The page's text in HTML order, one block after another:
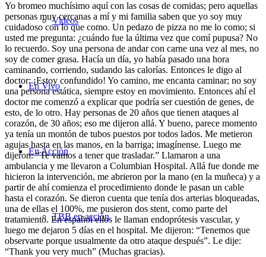
Videos
En Vivo
En Acción
TBB en acción
Yo bromeo muchísimo aquí con las cosas de comidas; pero aquellas
personas muy cercanas a mí y mi familia saben que yo soy muy
cuidadoso con lo que como. Un pedazo de pizza no me lo como; si
usted me pregunta: ¿cuándo fue la última vez que comí pupusa? No
lo recuerdo. Soy una persona de andar con carne una vez al mes, no
soy de comer grasa. Hacía un día, yo había pasado una hora
caminando, corriendo, sudando las calorías. Entonces le digo al
doctor: ¡Estoy confundido! Yo camino, me encanta caminar; no soy
una persona estática, siempre estoy en movimiento. Entonces ahí el
doctor me comenzó a explicar que podría ser cuestión de genes, de
esto, de lo otro. Hay personas de 20 años que tienen ataques al
corazón, de 30 años; eso me dijeron allá. Y bueno, parece momento
ya tenía un montón de tubos puestos por todos lados. Me metieron
agujas hasta en las manos, en la barriga; imagínense. Luego me
dijeron: “Te vamos a tener que trasladar.” Llamaron a una
ambulancia y me llevaron a Columbian Hospital. Allá fue donde me
hicieron la intervención, me abrieron por la mano (en la muñeca) y a
partir de ahí comienza el procedimiento donde le pasan un cable
hasta el corazón. Se dieron cuenta que tenía dos arterias bloqueadas,
una de ellas el 100%, me pusieron dos stent, como parte del
tratamiento. En español ellos le llaman endoprótesis vascular, y
luego me dejaron 5 días en el hospital. Me dijeron: “Tenemos que
observarte porque usualmente da otro ataque después”. Le dije:
“Thank you very much” (Muchas gracias).